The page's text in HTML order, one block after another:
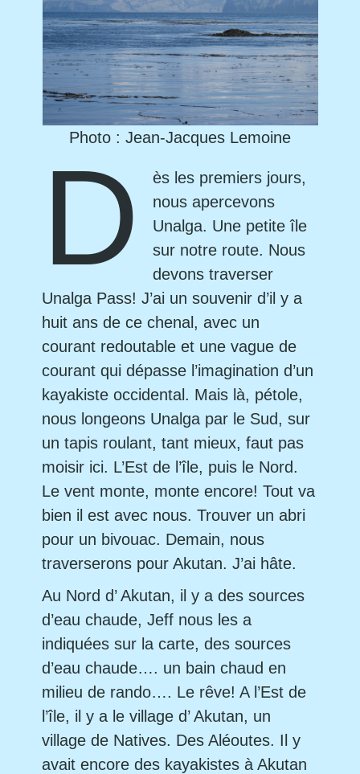
Photo : Jean-Jacques Lemoine
D
ès les premiers jours,
nous apercevons
Unalga. Une petite île
sur notre route. Nous
devons traverser
Unalga Pass! J’ai un souvenir d’il y a
huit ans de ce chenal, avec un
courant redoutable et une vague de
courant qui dépasse l’imagination d’un
kayakiste occidental. Mais là, pétole,
nous longeons Unalga par le Sud, sur
un tapis roulant, tant mieux, faut pas
moisir ici. L’Est de l’île, puis le Nord.
Le vent monte, monte encore! Tout va
bien il est avec nous. Trouver un abri
pour un bivouac. Demain, nous
traverserons pour Akutan. J’ai hâte.
Au Nord d’ Akutan, il y a des sources
d’eau chaude, Jeff nous les a
indiquées sur la carte, des sources
d’eau chaude…. un bain chaud en
milieu de rando…. Le rêve! A l’Est de
l’île, il y a le village d’ Akutan, un
village de Natives. Des Aléoutes. Il y
avait encore des kayakistes à Akutan